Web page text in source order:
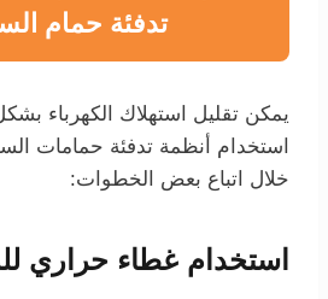
تدفئة حمام
يمكن تقليل استهلاك الكهرباء
استخدام أنظمة تدفئة حمامات
خلال اتباع بعض الخطوات:
استخدام غطاء حراري